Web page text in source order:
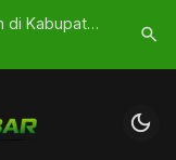
Kabupaten
search
dark_mode